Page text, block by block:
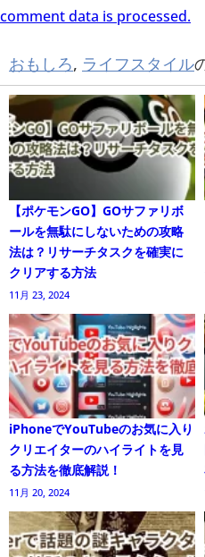
comment data is processed.
おもしろ, ライフスタイル
【ポケモンGO】GOサファリボ
ールを無駄にしないための攻略
法は？リサーチタスクを確実に
クリアする方法
11月 23, 2024
iPhoneでYouTubeのお気に入り
クリエイターのハイライトを見
る方法を徹底解説！
11月 20, 2024